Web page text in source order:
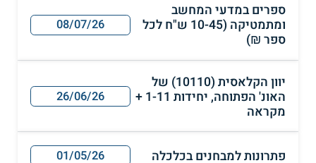
ספרים במדעי המחשב
ומתמטיקה (10-45 ש"ח לכל
ספר ₪)
08/07/26
יוון הקלאסית (10110) של
האונ' הפתוחה, יחידות 1-11 +
מקראה
26/06/26
פתרונות למבחנים בכלכלה 01/05/26